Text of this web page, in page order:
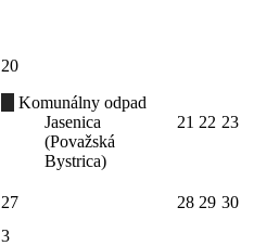
20
Komunálny odpad
Jasenica
(Považská
Bystrica)
21 22 23
27 28 29 30
3